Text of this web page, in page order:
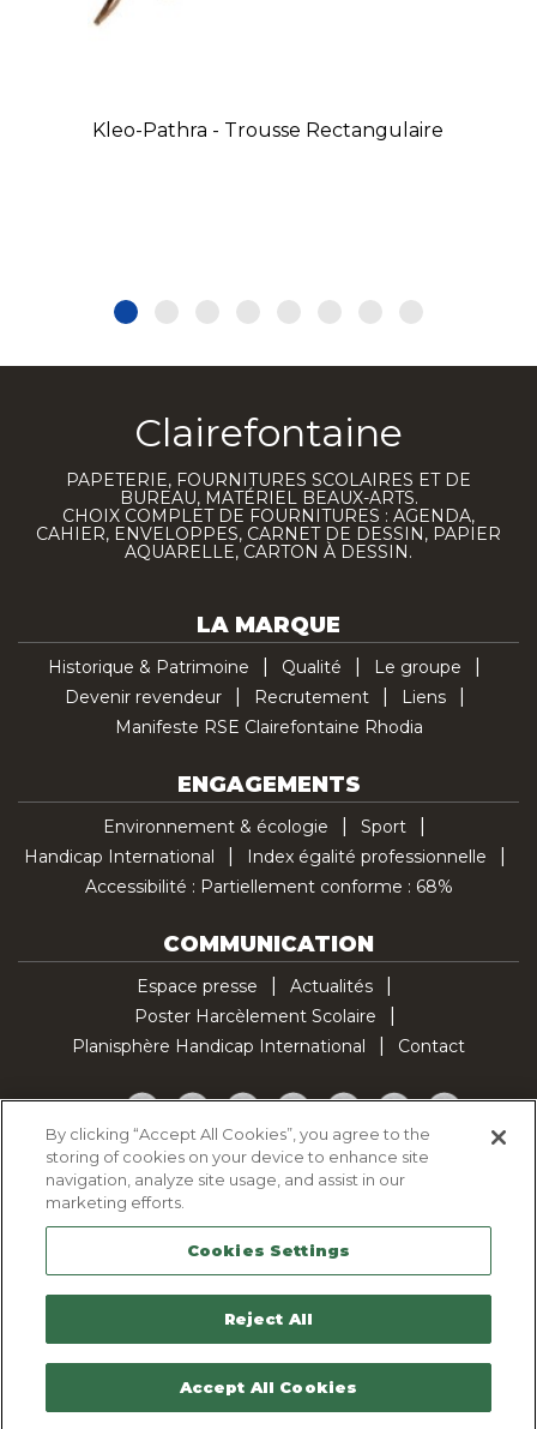
Kleo-Pathra - Trousse Rectangulaire
Clairefontaine
PAPETERIE, FOURNITURES SCOLAIRES ET DE
BUREAU, MATÉRIEL BEAUX-ARTS.
CHOIX COMPLET DE FOURNITURES : AGENDA,
CAHIER, ENVELOPPES, CARNET DE DESSIN, PAPIER
AQUARELLE, CARTON À DESSIN.
LA MARQUE
Historique & Patrimoine Qualité
Le groupe
Devenir revendeur
Recrutement
Liens
Manifeste RSE Clairefontaine Rhodia
ENGAGEMENTS
Environnement & écologie
Sport
Handicap International
Index égalité professionnelle
Accessibilité : Partiellement conforme : 68%
COMMUNICATION
Espace presse
Actualités
Poster Harcèlement Scolaire
Planisphère Handicap International
Contact
Facebook
TwitterYouTubePinterestInstagramLinkedInTikTok
Politique d'utilisation des cookies
Politique de confidentialité
Mentions légales
Plan du site
Contactez-nous
By clicking “Accept All Cookies”, you agree to the
storing of cookies on your device to enhance site
navigation, analyze site usage, and assist in our
marketing efforts.
Cookies Settings
Reject All
Accept All Cookies